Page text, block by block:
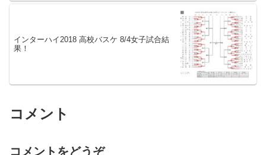
インターハイ2018 高校バスケ 8/4女子試合結
果！
コメント
コメントをどうぞ